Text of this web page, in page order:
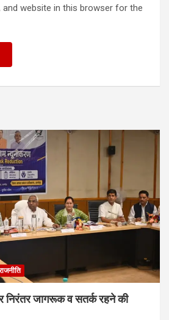
and website in this browser for the
जागरूक व सतर्क रहने की